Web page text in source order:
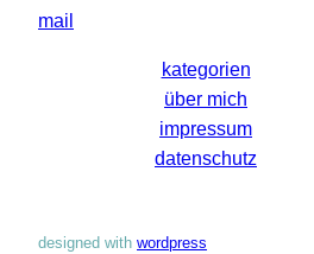
mail
kategorien
über mich
impressum
datenschutz
designed with wordpress